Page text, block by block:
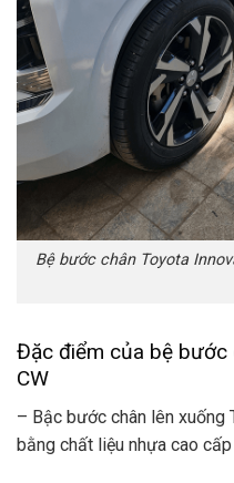
Bệ bước chân Toyota
Đặc điểm của bệ bước
CW
– Bậc bước chân lên
bằng chất liệu nhựa cao